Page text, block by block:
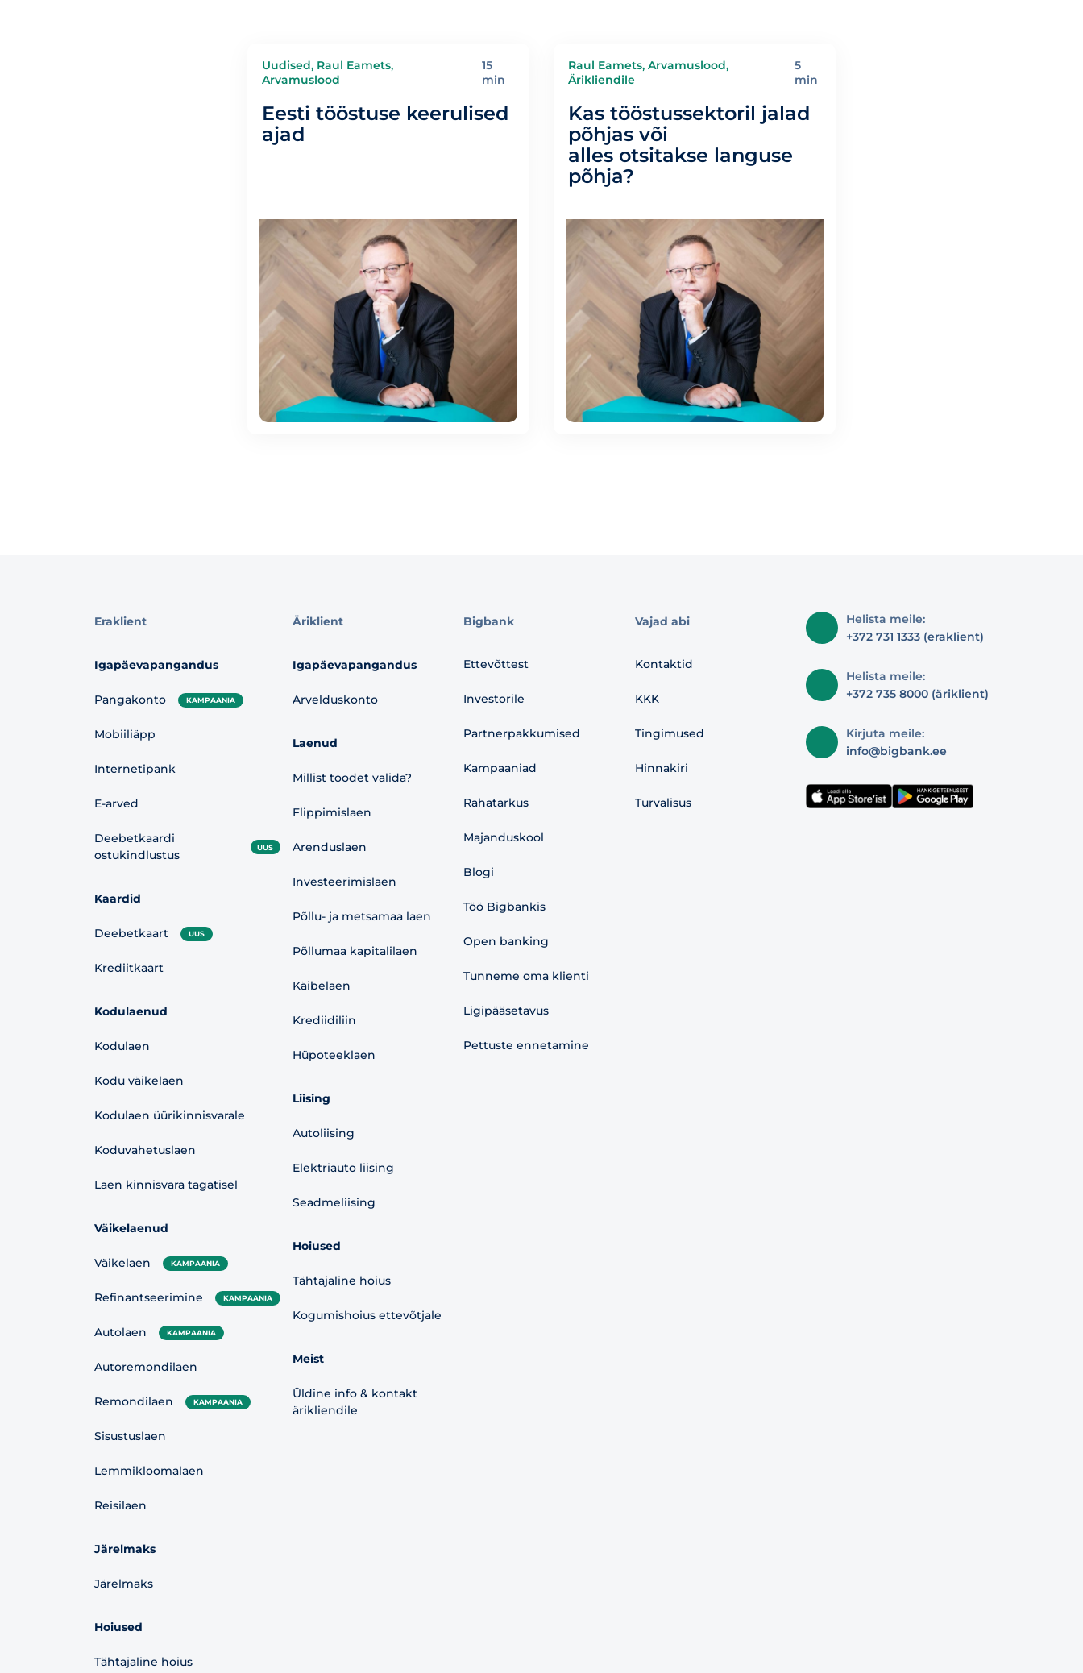
Uudised, Raul Eamets,
Arvamuslood
15
min
Eesti tööstuse keerulised
ajad
Raul Eamets, Arvamuslood,
Ärikliendile
5
min
Kas tööstussektoril jalad
põhjas või
alles otsitakse languse
põhja?
Eraklient
Igapäevapangandus
Pangakonto KAMPAANIA
Mobiiliäpp
Internetipank
E-arved
Deebetkaardi
ostukindlustus
UUS
Kaardid
Deebetkaart UUS
Krediitkaart
Kodulaenud
Kodulaen
Kodu väikelaen
Kodulaen üürikinnisvarale
Koduvahetuslaen
Laen kinnisvara tagatisel
Väikelaenud
Väikelaen KAMPAANIA
Refinantseerimine KAMPAANIA
Autolaen KAMPAANIA
Autoremondilaen
Remondilaen KAMPAANIA
Sisustuslaen
Lemmikloomalaen
Reisilaen
Järelmaks
Järelmaks
Hoiused
Tähtajaline hoius
Äriklient
Igapäevapangandus
Arvelduskonto
Laenud
Millist toodet valida?
Flippimislaen
Arenduslaen
Investeerimislaen
Põllu- ja metsamaa laen
Põllumaa kapitalilaen
Käibelaen
Krediidiliin
Hüpoteeklaen
Liising
Autoliising
Elektriauto liising
Seadmeliising
Hoiused
Tähtajaline hoius
Kogumishoius ettevõtjale
Meist
Üldine info & kontakt
ärikliendile
Bigbank
Ettevõttest
Investorile
Partnerpakkumised
Kampaaniad
Rahatarkus
Majanduskool
Blogi
Töö Bigbankis
Open banking
Tunneme oma klienti
Ligipääsetavus
Pettuste ennetamine
Vajad abi
Kontaktid
KKK
Tingimused
Hinnakiri
Turvalisus
Helista meile:
+372 731 1333 (eraklient)
Helista meile:
+372 735 8000 (äriklient)
Kirjuta meile:
info@bigbank.ee